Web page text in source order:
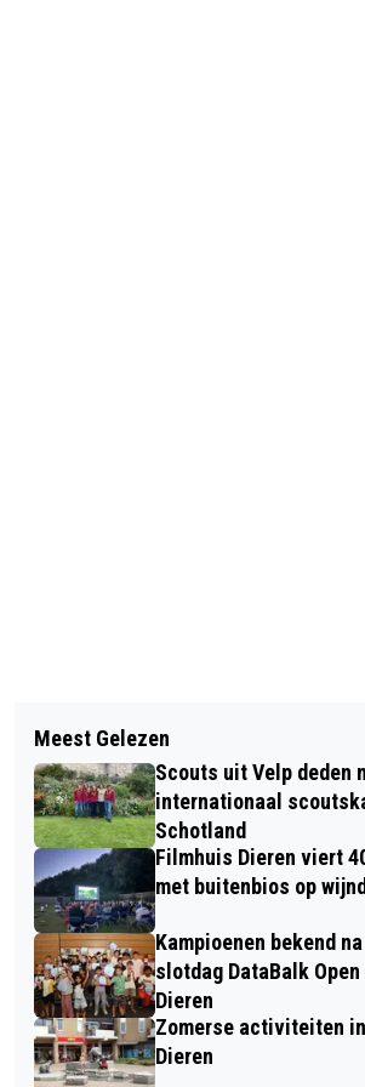
BEWONERS VAN DIEREN-
MAKEN BEGIN MET HET
EEN BIJENLINT
WERKEN MET TEXTIEL EN
VROUWENGROEP
DIEREN
Meest Gelezen
Scouts uit Velp deden
internationaal
Schotland
Filmhuis Dieren viert
met buitenbios op
Kampioenen bekend
slotdag DataBalk
Dieren
Zomerse activiteiten
Dieren